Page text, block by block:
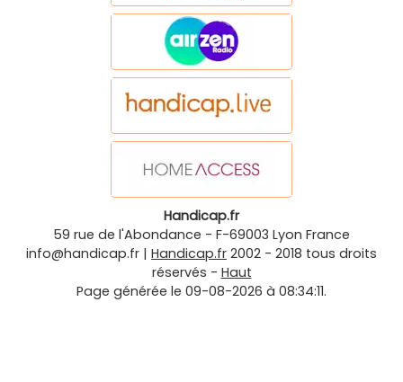
Handicap.fr
59 rue de l'Abondance - F-69003 Lyon France
info@handicap.fr | Handicap.fr 2002 - 2018 tous droits
réservés - Haut
Page générée le 09-08-2026 à 08:34:11.